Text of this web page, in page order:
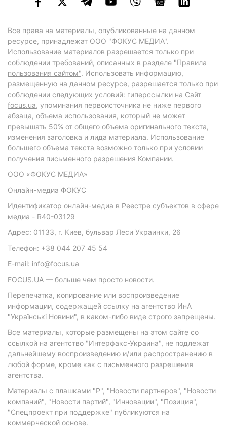
Все права на материалы, опубликованные на данном
ресурсе, принадлежат ООО "ФОКУС МЕДИА".
Использование материалов разрешается только при
соблюдении требований, описанных в разделе "Правила
пользования сайтом". Использовать информацию,
размещенную на данном ресурсе, разрешается только при
соблюдении следующих условий: гиперссылки на Сайт
focus.ua, упоминания первоисточника не ниже первого
абзаца, объема использования, который не может
превышать 50% от общего объема оригинального текста,
изменения заголовка и лида материала. Использование
большего объема текста возможно только при условии
получения письменного разрешения Компании.
ООО «ФОКУС МЕДИА»
Онлайн-медиа ФОКУС
Идентификатор онлайн-медиа в Реестре субъектов в сфере
медиа - R40-03129
Адрес: 01133, г. Киев, бульвар Леси Украинки, 26
Телефон: +38 044 207 45 54
E-mail: info@focus.ua
FOCUS.UA — больше чем просто новости.
Перепечатка, копирование или воспроизведение
информации, содержащей ссылку на агентство ИнА
"Українські Новини", в каком-либо виде строго запрещены.
Все материалы, которые размещены на этом сайте со
ссылкой на агентство "Интерфакс-Украина", не подлежат
дальнейшему воспроизведению и/или распространению в
любой форме, кроме как с письменного разрешения
агентства.
Материалы с плашками "Р", "Новости партнеров", "Новости
компаний", "Новости партий", "Инновации", "Позиция",
"Спецпроект при поддержке" публикуются на
коммерческой основе.